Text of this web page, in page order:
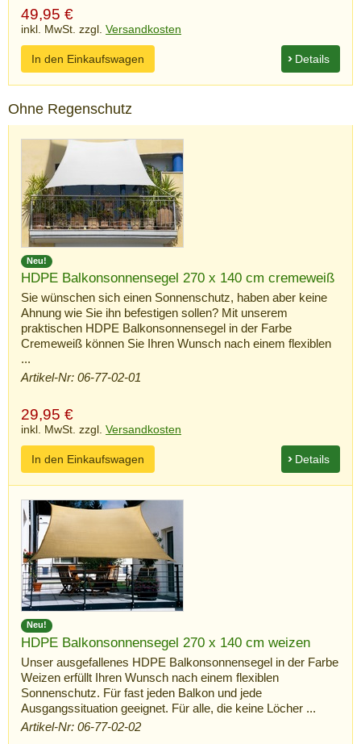
49,95 €
inkl. MwSt. zzgl. Versandkosten
Details
In den Einkaufswagen
Ohne Regenschutz
Neu!
HDPE Balkonsonnensegel 270 x 140 cm cremeweiß
Sie wünschen sich einen Sonnenschutz, haben aber keine
Ahnung wie Sie ihn befestigen sollen? Mit unserem
praktischen HDPE Balkonsonnensegel in der Farbe
Cremeweiß können Sie Ihren Wunsch nach einem flexiblen
...
Artikel-Nr: 06-77-02-01
29,95 €
inkl. MwSt. zzgl. Versandkosten
Details
In den Einkaufswagen
Neu!
HDPE Balkonsonnensegel 270 x 140 cm weizen
Unser ausgefallenes HDPE Balkonsonnensegel in der Farbe
Weizen erfüllt Ihren Wunsch nach einem flexiblen
Sonnenschutz. Für fast jeden Balkon und jede
Ausgangssituation geeignet. Für alle, die keine Löcher ...
Artikel-Nr: 06-77-02-02